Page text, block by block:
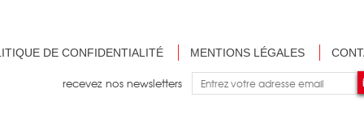
DE CONFIDENTIALITÉ MENTIONS LÉGALES
recevez nos newsletters